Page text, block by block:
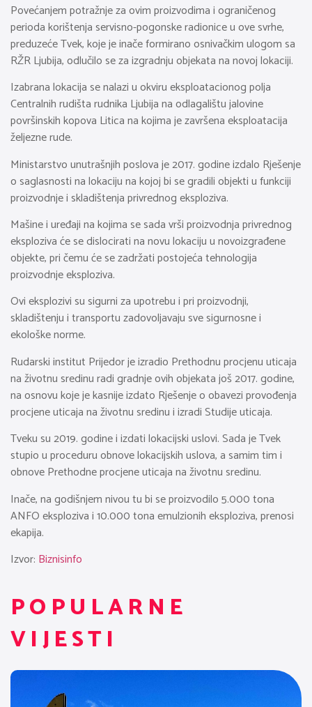
Povećanjem potražnje za ovim proizvodima i ograničenog
perioda korištenja servisno-pogonske radionice u ove svrhe,
preduzeće Tvek, koje je inače formirano osnivačkim ulogom sa
RŽR Ljubija, odlučilo se za izgradnju objekata na novoj lokaciji.
Izabrana lokacija se nalazi u okviru eksploatacionog polja
Centralnih rudišta rudnika Ljubija na odlagalištu jalovine
površinskih kopova Litica na kojima je završena eksploatacija
željezne rude.
Ministarstvo unutrašnjih poslova je 2017. godine izdalo Rješenje
o saglasnosti na lokaciju na kojoj bi se gradili objekti u funkciji
proizvodnje i skladištenja privrednog eksploziva.
Mašine i uređaji na kojima se sada vrši proizvodnja privrednog
eksploziva će se dislocirati na novu lokaciju u novoizgrađene
objekte, pri čemu će se zadržati postojeća tehnologija
proizvodnje eksploziva.
Ovi eksplozivi su sigurni za upotrebu i pri proizvodnji,
skladištenju i transportu zadovoljavaju sve sigurnosne i
ekološke norme.
Rudarski institut Prijedor je izradio Prethodnu procjenu uticaja
na životnu sredinu radi gradnje ovih objekata još 2017. godine,
na osnovu koje je kasnije izdato Rješenje o obavezi provođenja
procjene uticaja na životnu sredinu i izradi Studije uticaja.
Tveku su 2019. godine i izdati lokacijski uslovi. Sada je Tvek
stupio u proceduru obnove lokacijskih uslova, a samim tim i
obnove Prethodne procjene uticaja na životnu sredinu.
Inače, na godišnjem nivou tu bi se proizvodilo 5.000 tona
ANFO eksploziva i 10.000 tona emulzionih eksploziva, prenosi
ekapija.
Izvor: Biznisinfo
POPULARNE
VIJESTI